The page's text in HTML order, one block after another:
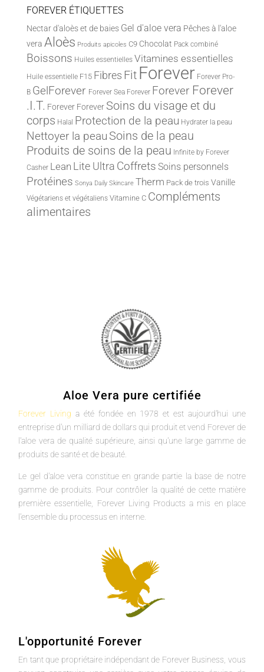
FOREVER ÉTIQUETTES
Nectar d'aloès et de baies Gel d'aloe vera Pêches à l'aloe
vera Aloès Produits apicoles C9 Chocolat Pack combiné
Boissons Huiles essentielles Vitamines essentielles
Huile essentielle F15 Fibres Fit Forever Forever Pro-
B GelForever Forever Sea Forever Forever Forever
.I.T. Forever Forever Soins du visage et du
corps Halal Protection de la peau Hydrater la peau
Nettoyer la peau Soins de la peau
Produits de soins de la peau Infinite by Forever
Casher Lean Lite Ultra Coffrets Soins personnels
Protéines Sonya Daily Skincare Therm Pack de trois Vanille
Végétariens et végétaliens Vitamine C Compléments
alimentaires
Aloe Vera pure certifiée
Forever Living a été fondée en 1978 et est aujourd'hui une
entreprise d'un milliard de dollars qui produit et vend Forever de
l'aloe vera de qualité supérieure, ainsi qu'une large gamme de
produits de santé et de beauté.
Le gel d'aloe vera constitue en grande partie la base de notre
gamme de produits. Pour contrôler la qualité de cette matière
première essentielle, Forever Living Products a mis en place
l'ensemble du processus en interne.
L'opportunité Forever
En tant que propriétaire indépendant de Forever Business, vous